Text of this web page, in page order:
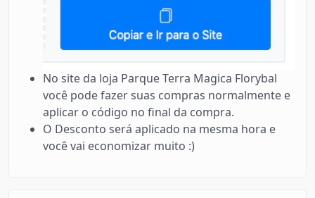
No site da loja Parque Terra Magica Florybal
você pode fazer suas compras normalmente e
aplicar o código no final da compra.
O Desconto será aplicado na mesma hora e
você vai economizar muito :)